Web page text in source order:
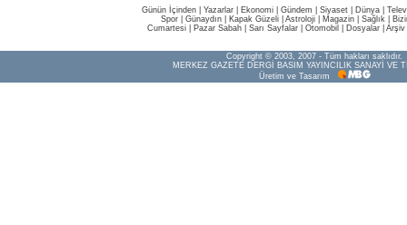
Günün İçinden Yazarlar Ekonomi Gündem Siyaset Dünya |
Spor
Günaydın Kapak Güzeli Astroloji Magazin Sağlık
Cumartesi
Pazar Sabah Sarı Sayfalar Otomobil Dosyalar Arşiv
Copyright © 2003, 2007 - Tüm hakları saklıdır.
MERKEZ GAZETE DERGİ BASIM YAYINCILIK SANAYİ VE
Üretim ve Tasarım